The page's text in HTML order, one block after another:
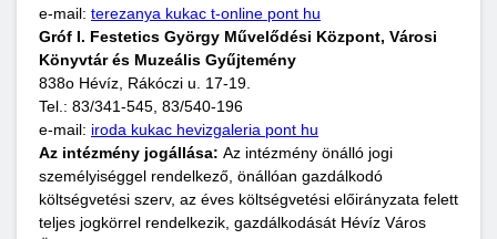
e-mail: terezanya kukac t-online pont hu
Gróf I. Festetics György Művelődési Központ, Városi
Könyvtár és Muzeális Gyűjtemény
838o Hévíz, Rákóczi u. 17-19.
Tel.: 83/341-545, 83/540-196
e-mail: iroda kukac hevizgaleria pont hu
Az intézmény jogállása: Az intézmény önálló jogi
személyiséggel rendelkező, önállóan gazdálkodó
költségvetési szerv, az éves költségvetési előirányzata felett
teljes jogkörrel rendelkezik, gazdálkodását Hévíz Város